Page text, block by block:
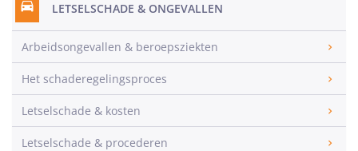
LETSELSCHADE & ONGEVALLEN
Arbeidsongevallen & beroepsziekten
Het schaderegelingsproces
Letselschade & kosten
Letselschade & procederen